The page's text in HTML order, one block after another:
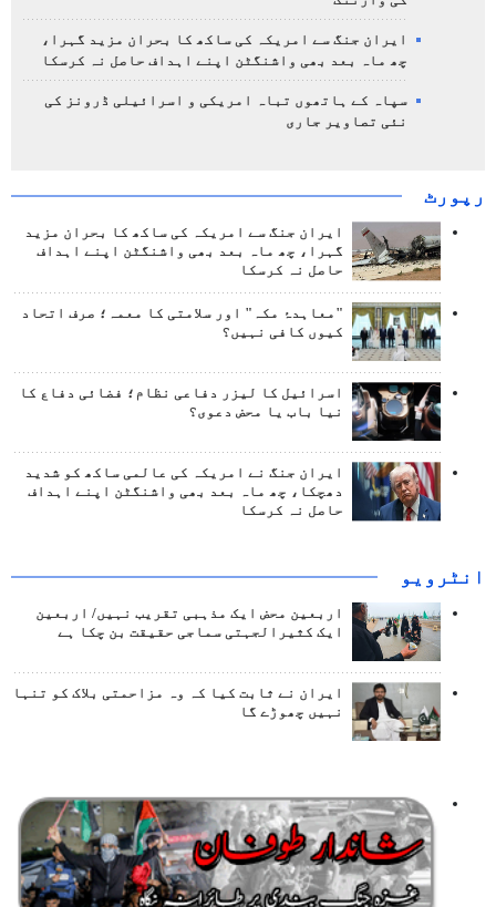
ایران جنگ سے امریکہ کی ساکھ کا بحران مزید گہرا،
چھ ماہ بعد بھی واشنگٹن اپنے اہداف حاصل نہ کرسکا
سپاہ کے ہاتھوں تباہ امریکی و اسرائیلی ڈرونز کی
نئی تصاویر جاری
رپورٹ
ایران جنگ سے امریکہ کی ساکھ کا بحران مزید
گہرا، چھ ماہ بعد بھی واشنگٹن اپنے اہداف
حاصل نہ کرسکا
"معاہدۂ مکہ" اور سلامتی کا معمہ؛ صرف اتحاد
کیوں کافی نہیں؟
اسرائیل کا لیزر دفاعی نظام؛ فضائی دفاع کا
نیا باب یا محض دعوی؟
ایران جنگ نے امریکہ کی عالمی ساکھ کو شدید
دھچکا، چھ ماہ بعد بھی واشنگٹن اپنے اہداف
حاصل نہ کرسکا
انٹرويو
اربعین محض ایک مذہبی تقریب نہیں/ اربعین
ایک کثیرالجہتی سماجی حقیقت بن چکا ہے
ایران نے ثابت کیا کہ وہ مزاحمتی بلاک کو تنہا
نہیں چھوڑے گا